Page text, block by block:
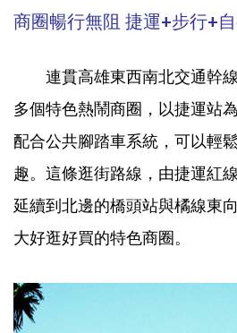
商圈暢行無阻 捷運+步行+
連貫高雄東西南北交通幹線
多個特色熱鬧商圈，以捷運站
配合公共腳踏車系統，可以輕
趣。這條逛街路線，由捷運紅
延續到北邊的橋頭站與橘線東
大好逛好買的特色商圈。